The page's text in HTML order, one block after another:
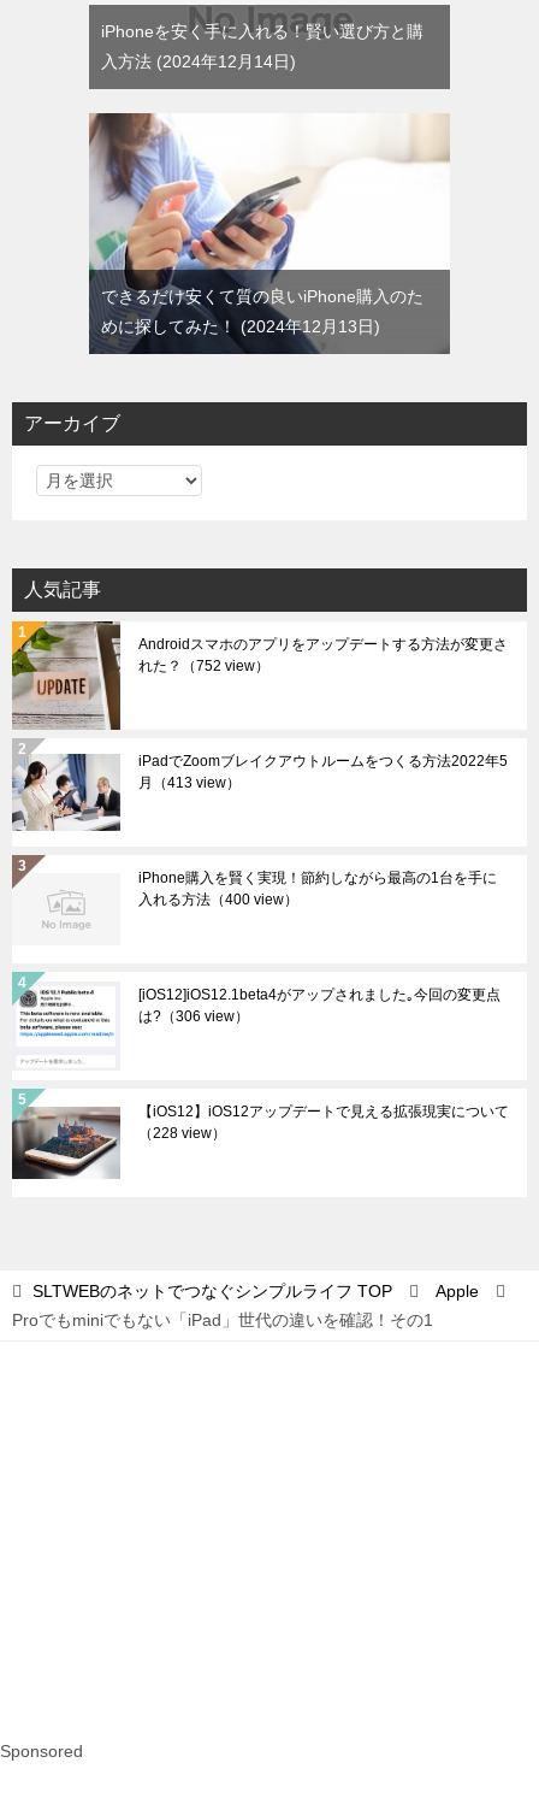
iPhoneを安く手に入れる！賢い選び方と購
入方法
2024年12月14日
できるだけ安くて質の良いiPhone購入のた
めに探してみた！
2024年12月13日
アーカイブ
ア
イ
ブ
人気記事
Androidスマホのアプリをアップデートする方法が変更さ
れた？
（752 view）
iPadでZoomブレイクアウトルームをつくる方法2022年5
月
（413 view）
iPhone購入を賢く実現！節約しながら最高の1台を手に
入れる方法 （400 view）
[iOS12]iOS12.1beta4がアップされました｡今回の変更点
は? （306 view）
【iOS12】iOS12アップデートで見える拡張現実について
（228 view）
SLTWEBのネットでつなぐシンプルライフ TOP
Apple
Proでもminiでもない「iPad」世代の違いを確認！その1
Sponsored